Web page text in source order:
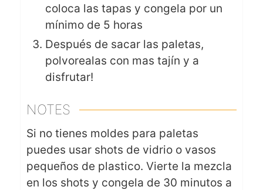
coloca las tapas y congela por un
mínimo de 5 horas
Después de sacar las paletas,
polvorealas con mas tajín y a
disfrutar!
NOTES
Si no tienes moldes para paletas
puedes usar shots de vidrio o vasos
pequeños de plastico. Vierte la mezcla
en los shots y congela de 30 minutos a